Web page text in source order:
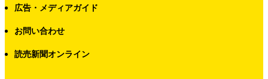
広告・メディアガイド
お問い合わせ
読売新聞オンライン